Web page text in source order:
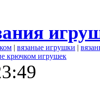
| вязаные игрушки |
крючком игрушек